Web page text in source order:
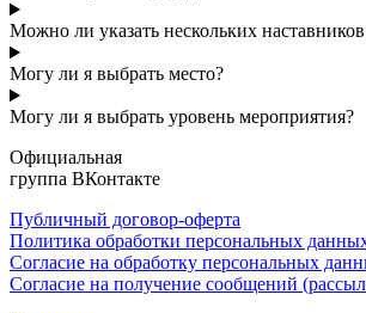
Можно ли указать нескольких
Могу ли я выбрать место?
Могу ли я выбрать уровень мероприятия?
Официальная
группа ВКонтакте
Публичный договор-оферта
Политика обработки персональных
Согласие на обработку персональных
Согласие на получение сообщений